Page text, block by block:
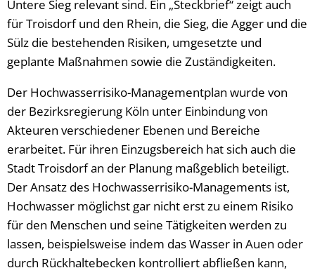
Untere Sieg relevant sind. Ein „Steckbrief“ zeigt auch
für Troisdorf und den Rhein, die Sieg, die Agger und die
Sülz die bestehenden Risiken, umgesetzte und
geplante Maßnahmen sowie die Zuständigkeiten.
Der Hochwasserrisiko-Managementplan wurde von
der Bezirksregierung Köln unter Einbindung von
Akteuren verschiedener Ebenen und Bereiche
erarbeitet. Für ihren Einzugsbereich hat sich auch die
Stadt Troisdorf an der Planung maßgeblich beteiligt.
Der Ansatz des Hochwasserrisiko-Managements ist,
Hochwasser möglichst gar nicht erst zu einem Risiko
für den Menschen und seine Tätigkeiten werden zu
lassen, beispielsweise indem das Wasser in Auen oder
durch Rückhaltebecken kontrolliert abfließen kann,